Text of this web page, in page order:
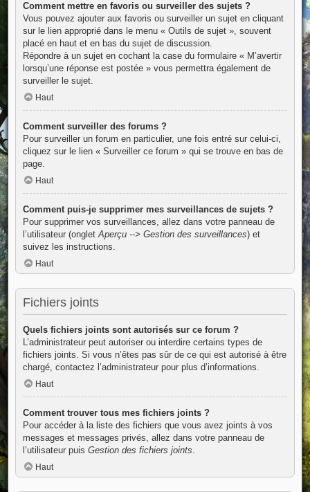
Comment mettre en favoris ou surveiller des sujets ?
Vous pouvez ajouter aux favoris ou surveiller un sujet en cliquant
sur le lien approprié dans le menu « Outils de sujet », souvent
placé en haut et en bas du sujet de discussion.
Répondre à un sujet en cochant la case du formulaire « M’avertir
lorsqu’une réponse est postée » vous permettra également de
surveiller le sujet.
Haut
Comment surveiller des forums ?
Pour surveiller un forum en particulier, une fois entré sur celui-ci,
cliquez sur le lien « Surveiller ce forum » qui se trouve en bas de
page.
Haut
Comment puis-je supprimer mes surveillances de sujets ?
Pour supprimer vos surveillances, allez dans votre panneau de
l’utilisateur (onglet Aperçu --> Gestion des surveillances) et
suivez les instructions.
Haut
Fichiers joints
Quels fichiers joints sont autorisés sur ce forum ?
L’administrateur peut autoriser ou interdire certains types de
fichiers joints. Si vous n’êtes pas sûr de ce qui est autorisé à être
chargé, contactez l’administrateur pour plus d’informations.
Haut
Comment trouver tous mes fichiers joints ?
Pour accéder à la liste des fichiers que vous avez joints à vos
messages et messages privés, allez dans votre panneau de
l’utilisateur puis Gestion des fichiers joints.
Haut